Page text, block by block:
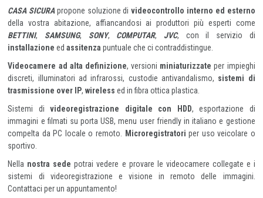
CASA SICURA propone soluzione divideocontrollo interno ed esterno
della vostra abitazione, affiancandosi ai produttori più esperti come
BETTINI, SAMSUNG, SONY, COMPUTAR, JVC, con il servizio di
installazioneedassitenzapuntuale che ci contraddistingue.
Videocamere ad alta definizione, versioni miniaturizzate per impieghi
discreti, illuminatori ad infrarossi, custodie antivandalismo, sistemi di
trasmissione over IP,wirelessed in fibra ottica plastica.
Sistemi divideoregistrazione digitale con HDD, esportazione di
immagini e filmati su porta USB, menu user friendly in italiano e gestione
compelta da PC locale o remoto.
Microregistratoriper uso veicolare o
sportivo.
Nella nostra sedepotrai vedere e provare le videocamere collegate e i
sistemi di videoregistrazione e visione in remoto delle immagini.
Contattaci per un appuntamento!